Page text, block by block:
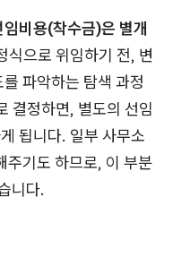
비용(착수금)은 별개
식으로 위임하기 전, 변
파악하는 탐색 과정
결정하면, 별도의 선임
됩니다. 일부 사무소
주기도 하므로, 이 부분
니다.